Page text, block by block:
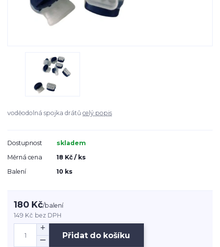
voděodolná spojka drátů celý popis
Dostupnost
skladem
Měrná cena
18 Kč / ks
Balení
10 ks
180 Kč/balení
149 Kč bez DPH
Přidat do košíku